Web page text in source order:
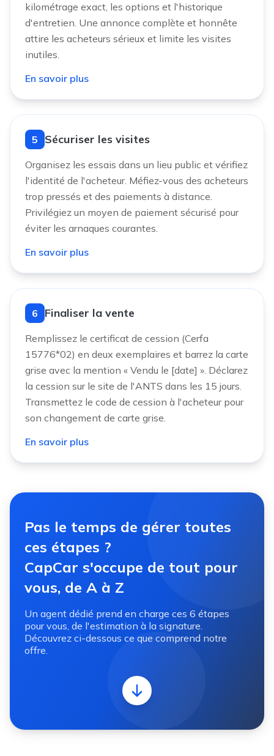
kilométrage exact, les options et l'historique
d'entretien. Une annonce complète et honnête
attire les acheteurs sérieux et limite les visites
inutiles.
En savoir plus
5 Sécuriser les visites
Organisez les essais dans un lieu public et vérifiez
l'identité de l'acheteur. Méfiez-vous des acheteurs
trop pressés et des paiements à distance.
Privilégiez un moyen de paiement sécurisé pour
éviter les arnaques courantes.
En savoir plus
6 Finaliser la vente
Remplissez le certificat de cession (Cerfa
15776*02) en deux exemplaires et barrez la carte
grise avec la mention « Vendu le [date] ». Déclarez
la cession sur le site de l'ANTS dans les 15 jours.
Transmettez le code de cession à l'acheteur pour
son changement de carte grise.
En savoir plus
Pas le temps de gérer toutes
ces étapes ?
CapCar s'occupe de tout pour
vous, de A à Z
Un agent dédié prend en charge ces 6 étapes
pour vous, de l'estimation à la signature.
Découvrez ci-dessous ce que comprend notre
offre.